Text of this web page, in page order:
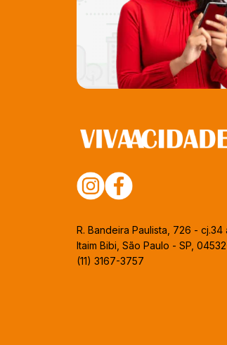
R. Bandeira Paulista, 726 - cj.34
Itaim Bibi, São Paulo - SP,
(11) 3167-3757